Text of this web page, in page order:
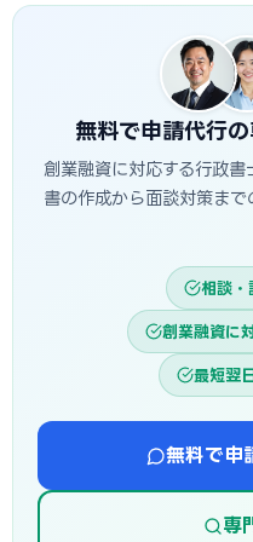
資実行までおおむね3週間
証協会・制度融資は金融機
め、もう少し時間がかかる
から逆算し、早めに準備を
無料で申請代行
創業融資に対応する行政
書の作成から面談対策ま
相談・
創業融資に
最短翌
無料で申
専